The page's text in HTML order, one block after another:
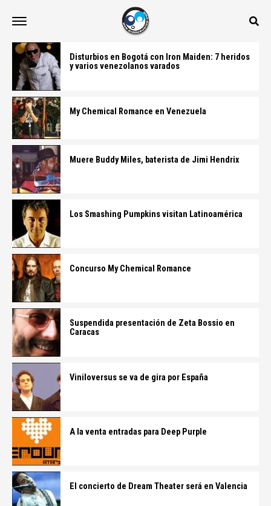
Disturbios en Bogotá con Iron Maiden: 7 heridos
y varios venezolanos varados
My Chemical Romance en Venezuela
Muere Buddy Miles, baterista de Jimi Hendrix
Los Smashing Pumpkins visitan Latinoamérica
Concurso My Chemical Romance
Suspendida presentación de Zeta Bossio en
Caracas
Viniloversus se va de gira por España
A la venta entradas para Deep Purple
El concierto de Dream Theater será en Valencia